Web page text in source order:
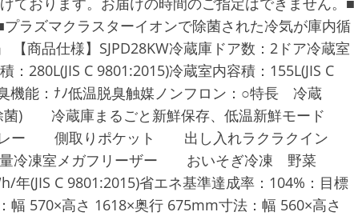
ラズマクラスターイオンで除菌された冷気が庫内循
商品仕様】SJPD28KW冷蔵庫ドア数：2ドア冷蔵室
280L(JIS C 9801:2015)冷蔵室内容積：155L(JIS C
機能：ﾅﾉ低温脱臭触媒ノンフロン：○特長 冷蔵
) 冷蔵庫まるごと新鮮保存、低温新鮮モード
ー 側取りポケット 出し入れラクラクイン
凍室メガフリーザー おいそぎ冷凍 野菜
(JIS C 9801:2015)省エネ基準達成率：104%：目標
570×高さ 1618×奥行 675mm寸法：幅 560×高さ